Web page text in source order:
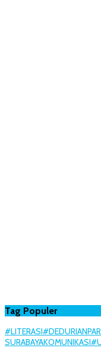
Tag Populer
#LITERASI
SURABAYAKOMUNIKASI